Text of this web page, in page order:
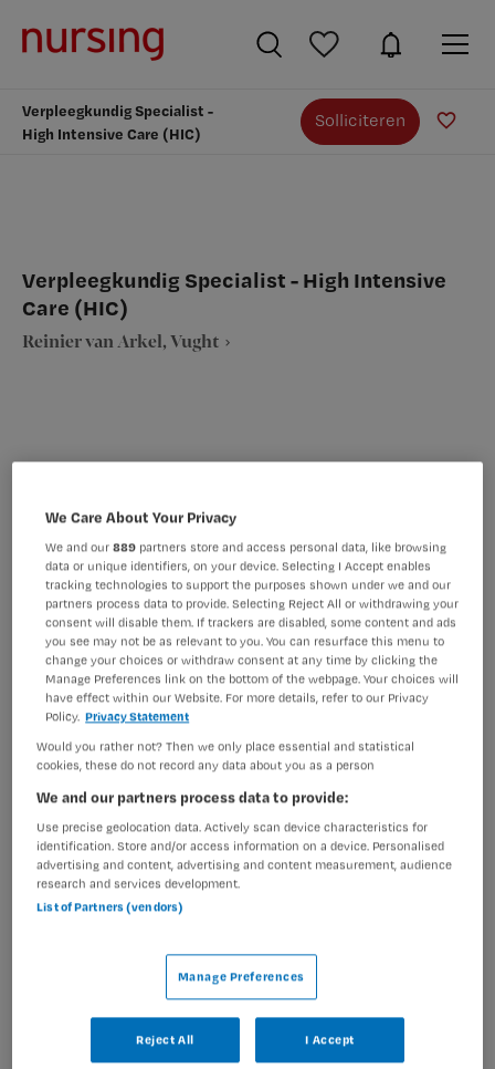
Verpleegkundig Specialist -
High Intensive Care (HIC)
Solliciteren
Verpleegkundig Specialist - High Intensive
Care (HIC)
Reinier van Arkel, Vught
Verpleegkunde
BRANCHE
Instelling/tehuis
AANSTELLING
Vaste aanstelling
PLAATSINGSDATUM
11 juni 2026
NIVEAU
WO
ERVARING
Ervaren
DIENSTVERBAND
Fulltime
Vacature niet beschikbaar
Deze vacature Verpleegkundig Specialist - High
Intensive Care (HIC) bij Reinier van Arkel is niet meer
actueel. Hieronder staan enkele vergelijkbare vacatures
die voor u wellicht interessant zijn.
We Care About Your Privacy
We and our889 partners store and access personal data, like browsing
data or unique identifiers, on your device. Selecting I Accept enables
tracking technologies to support the purposes shown under we and our
partners process data to provide. Selecting Reject All or withdrawing your
consent will disable them. If trackers are disabled, some content and ads
you see may not be as relevant to you. You can resurface this menu to
change your choices or withdraw consent at any time by clicking the
Manage Preferences link on the bottom of the webpage. Your choices will
have effect within our Website. For more details, refer to our Privacy
Policy. Privacy Statement
Would you rather not? Then we only place essential and statistical
cookies, these do not record any data about you as a person
We and our partners process data to provide:
Use precise geolocation data. Actively scan device characteristics for
identification. Store and/or access information on a device. Personalised
advertising and content, advertising and content measurement, audience
research and services development.
List of Partners (vendors)
Manage Preferences
Reject All I Accept